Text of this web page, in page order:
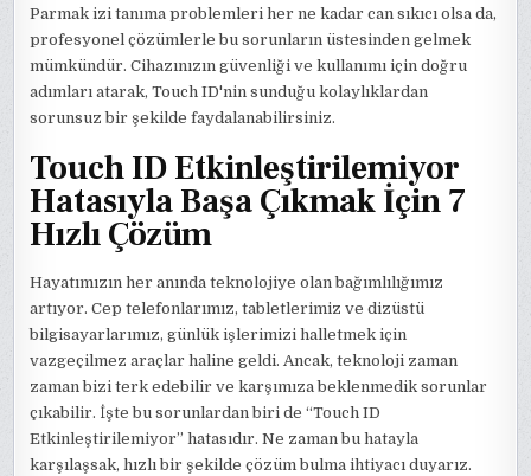
Parmak izi tanıma problemleri her ne kadar can sıkıcı olsa da,
profesyonel çözümlerle bu sorunların üstesinden gelmek
mümkündür. Cihazınızın güvenliği ve kullanımı için doğru
adımları atarak, Touch ID'nin sunduğu kolaylıklardan
sorunsuz bir şekilde faydalanabilirsiniz.
Touch ID Etkinleştirilemiyor
Hatasıyla Başa Çıkmak İçin 7
Hızlı Çözüm
Hayatımızın her anında teknolojiye olan bağımlılığımız
artıyor. Cep telefonlarımız, tabletlerimiz ve dizüstü
bilgisayarlarımız, günlük işlerimizi halletmek için
vazgeçilmez araçlar haline geldi. Ancak, teknoloji zaman
zaman bizi terk edebilir ve karşımıza beklenmedik sorunlar
çıkabilir. İşte bu sorunlardan biri de “Touch ID
Etkinleştirilemiyor” hatasıdır. Ne zaman bu hatayla
karşılaşsak, hızlı bir şekilde çözüm bulma ihtiyacı duyarız.